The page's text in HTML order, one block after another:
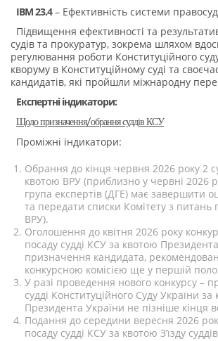
IBM 23.4– Ефективність системи
Підвищення ефективності та
судів та прокуратур, зокрема шляхом
регулювання роботи Конституційного
кворуму в Конституційному суді та
кандидатів, які пройшли міжнародну
Експертні індикатори:
Щодо призначення/обрання суддів КСУ
Проміжні індикатори:
Обрання до кінця червня 2026 року 2
квотою ВРУ (приблизно у червні 2026
група експертів (ДГЕ) має завершити
та передати списки Комітету з питань
ВРУ).
Оголошення до квітня 2026 року
посаду судді КСУ за квотою
призначення кандидата,
конкурсною комісією ще у першій
У разі проведення нового конкурсу –
судді Конституційного Суду України за
Президента України не пізніше кінця
Подання до середини вересня 2026
посаду судді КСУ за квотою З’їзду